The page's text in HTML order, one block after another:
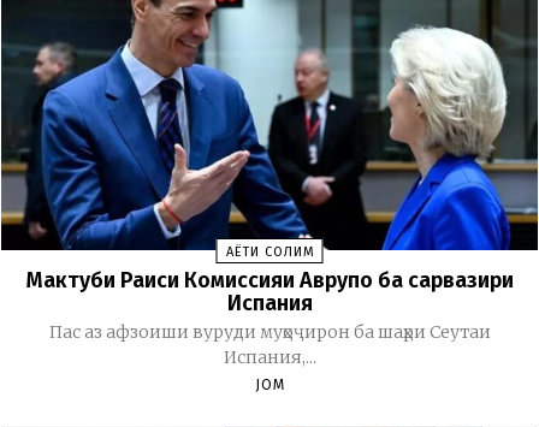
ҲАЁТИ СОЛИМ
Мактуби Раиси Комиссияи Аврупо ба сарвазири
Испания
Пас аз афзоиши вуруди муҳоҷирон ба шаҳри Сеутаи
Испания,...
JOM